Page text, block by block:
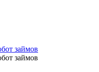
займов
займов